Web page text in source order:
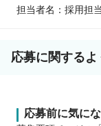
担当者名：採用担当
応募に関するよ
応募前に気に